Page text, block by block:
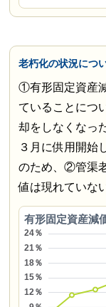
老朽化の状況につ
①有形固定資産
ていることにつ
却をしなくなっ
３月に供用開始
のため、②管渠
値は現れていない
有形固定資産減